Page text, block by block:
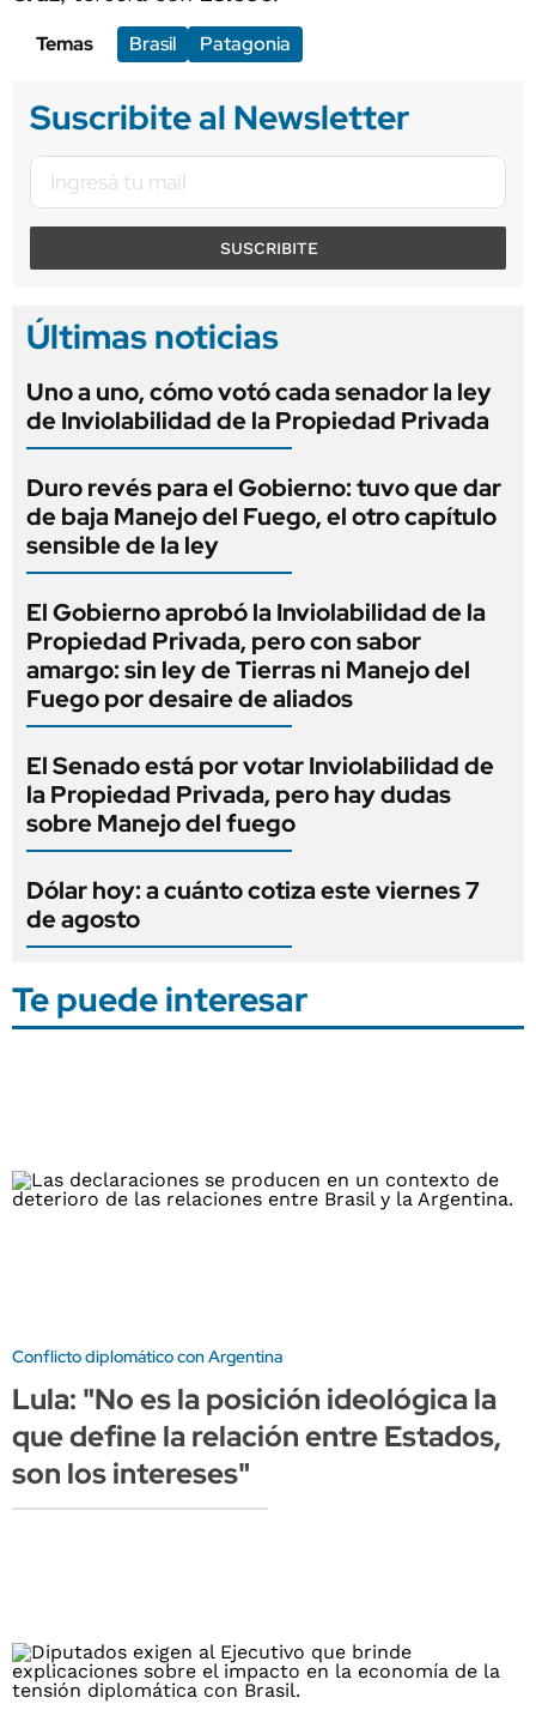
Temas
Brasil Patagonia
Suscribite al Newsletter
SUSCRIBITE
Últimas noticias
Uno a uno, cómo votó cada senador la ley
de Inviolabilidad de la Propiedad Privada
Duro revés para el Gobierno: tuvo que dar
de baja Manejo del Fuego, el otro capítulo
sensible de la ley
El Gobierno aprobó la Inviolabilidad de la
Propiedad Privada, pero con sabor
amargo: sin ley de Tierras ni Manejo del
Fuego por desaire de aliados
El Senado está por votar Inviolabilidad de
la Propiedad Privada, pero hay dudas
sobre Manejo del fuego
Dólar hoy: a cuánto cotiza este viernes 7
de agosto
Te puede interesar
Conflicto diplomático con Argentina
Lula: "No es la posición ideológica la
que define la relación entre Estados,
son los intereses"